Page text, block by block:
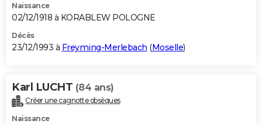
Naissance
02/12/1918 à KORABLEW POLOGNE
Décès
23/12/1993 à Freyming-Merlebach (Moselle)
Karl LUCHT (84 ans)
Créer une cagnotte obsèques
Naissance